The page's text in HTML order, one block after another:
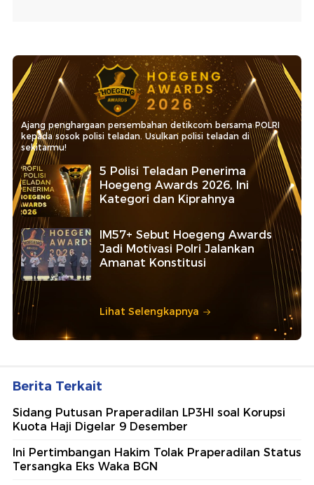
Ajang penghargaan persembahan detikcom bersama POLRI
kepada sosok polisi teladan. Usulkan polisi teladan di
sekitarmu!
5 Polisi Teladan Penerima
Hoegeng Awards 2026, Ini
Kategori dan Kiprahnya
IM57+ Sebut Hoegeng Awards
Jadi Motivasi Polri Jalankan
Amanat Konstitusi
Lihat Selengkapnya
Berita Terkait
Sidang Putusan Praperadilan LP3HI soal Korupsi
Kuota Haji Digelar 9 Desember
Ini Pertimbangan Hakim Tolak Praperadilan Status
Tersangka Eks Waka BGN